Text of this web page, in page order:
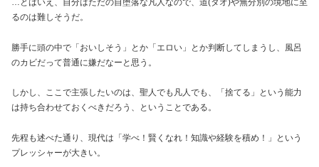
…とはいえ、自分はただの自堕落な凡人なので、道(タオ)や無分別の境地に至
るのは難しそうだ。
勝手に頭の中で「おいしそう」とか「エロい」とか判断してしまうし、風呂
のカビだって普通に嫌だなーと思う。
しかし、ここで主張したいのは、聖人でも凡人でも、「捨てる」という能力
は持ち合わせておくべきだろう、ということである。
先程も述べた通り、現代は「学べ！賢くなれ！知識や経験を積め！」という
プレッシャーが大きい。